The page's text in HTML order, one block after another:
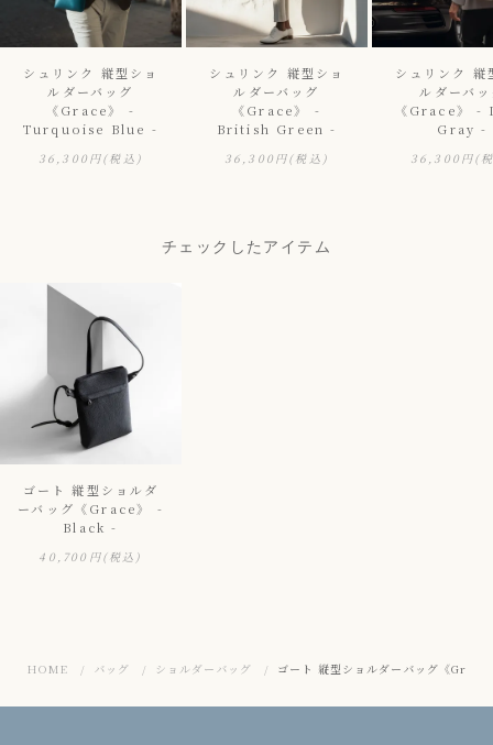
シュリンク 縦型ショ
ルダーバッグ
《Grace》 -
Turquoise Blue -
36,300円(税込)
シュリンク 縦型ショ
ルダーバッグ
《Grace》 -
British Green -
36,300円(税込)
シュリンク 縦
ルダーバ
《Grace》
Gray -
36,300円(
チェックしたアイテム
ゴート 縦型ショルダ
ーバッグ《Grace》 -
Black -
40,700円(税込)
HOME バッグ ショルダーバッグ ゴート 縦型ショルダーバッグ《